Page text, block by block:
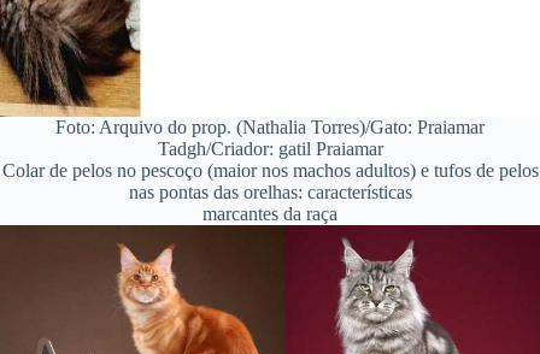
Foto: Arquivo do prop. (Nathalia Torres)/Gato: Praiamar
Tadgh/Criador: gatil Praiamar
Colar de pelos no pescoço (maior nos machos adultos) e tufos de pelos
nas pontas das orelhas: características
marcantes da raça